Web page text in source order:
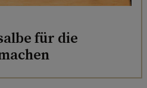
für die